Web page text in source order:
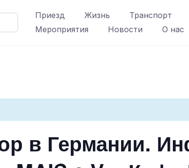
Приезд Жизнь Транспорт
Мероприятия
Новости О нас
в Германии.